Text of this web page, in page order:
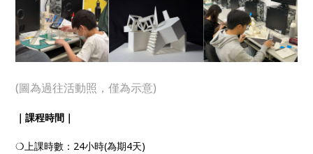
(圖為過往活動照，僅為示意)
｜課程時間｜
❍上課時數：24小時(為期4天)